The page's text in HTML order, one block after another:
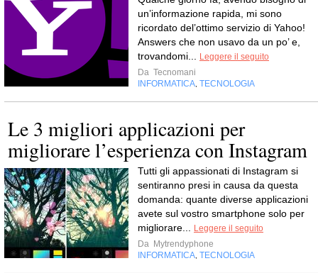
un’informazione rapida, mi sono
ricordato del’ottimo servizio di Yahoo!
Answers che non usavo da un po’ e,
trovandomi...
Leggere il seguito
Da Tecnomani
INFORMATICA TECNOLOGIA
Le 3 migliori applicazioni per
migliorare l’esperienza con Instagram
Tutti gli appassionati di Instagram si
sentiranno presi in causa da questa
domanda: quante diverse applicazioni
avete sul vostro smartphone solo per
migliorare...
Leggere il seguito
Da Mytrendyphone
INFORMATICA TECNOLOGIA